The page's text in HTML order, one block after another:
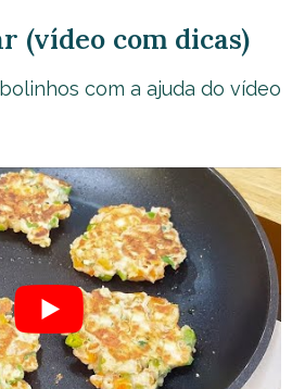
(vídeo com dicas)
com a ajuda do vídeo